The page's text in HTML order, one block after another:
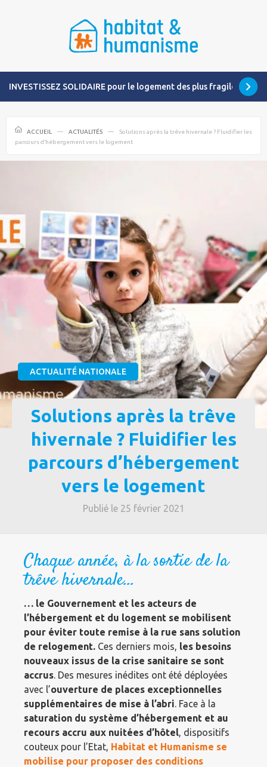
INVESTISSEZ SOLIDAIRE pour le logement des plus fragiles
ACCUEIL ACTUALITÉS
Solutions après la trêve hivernale ? Fluidifier les
parcours d’hébergement vers le logement
ACTUALITÉ NATIONALE
Solutions après la trêve
hivernale ? Fluidifier les
parcours d’hébergement
vers le logement
Publié le 25 février 2021
Chaque année, à la sortie de la
trêve hivernale…
… le Gouvernement et les acteurs de
l’hébergement et du logement se mobilisent
pour éviter toute remise à la rue sans solution
de relogement. Ces derniers mois, les besoins
nouveaux issus de la crise sanitaire se sont
accrus. Des mesures inédites ont été déployées
avec l’ouverture de places exceptionnelles
supplémentaires de mise à l’abri. Face à la
saturation du système d’hébergement et au
recours accru aux nuitées d’hôtel, dispositifs
couteux pour l’Etat, Habitat et Humanisme se
mobilise pour proposer des conditions